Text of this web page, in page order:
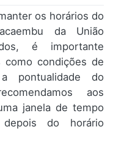
os horários do
da União
é importante
condições de
pontualidade do
aos
janela de tempo
do horário